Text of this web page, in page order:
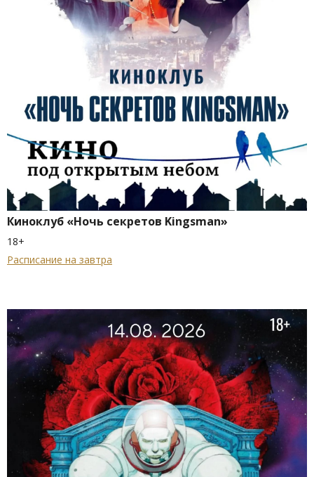
Киноклуб «Ночь секретов Kingsman»
18+
Расписание на завтра